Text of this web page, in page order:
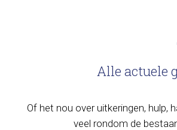
Alle actuele
Of het nou over uitkeringen, hulp,
veel rondom de